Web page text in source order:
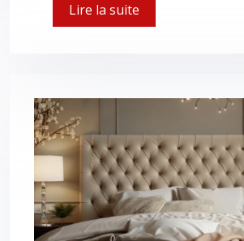
Lire la suite